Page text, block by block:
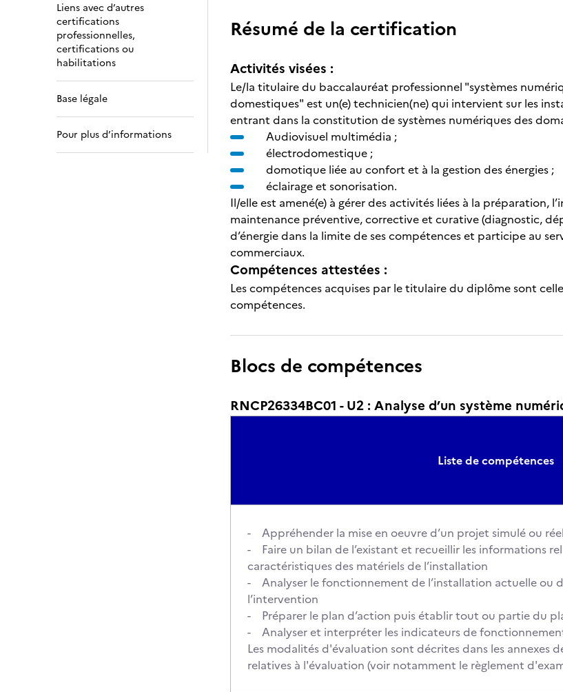
Liens avec d’autres
certifications
professionnelles,
certifications ou
habilitations
Base légale
Pour plus d’informations
Résumé de la certification
Activités visées :
Le/la titulaire du baccalauréat professionnel "systèmes
domestiques" est un(e) technicien(ne) qui intervient sur les
entrant dans la constitution de systèmes numériques des
Audiovisuel multimédia ;
électrodomestique ;
domotique liée au confort et à la gestion des énergies ;
éclairage et sonorisation.
Il/elle est amené(e) à gérer des activités liées à la préparation,
maintenance préventive, corrective et curative (diagnostic,
d’énergie dans la limite de ses compétences et participe au
commerciaux.
Compétences attestées :
Les compétences acquises par le titulaire du diplôme sont
compétences.
Blocs de compétences
RNCP26334BC01 - U2 : Analyse d’un système
Liste de compétences
- Appréhender la mise en oeuvre d’un projet simulé ou
- Faire un bilan de l’existant et recueillir les informations
caractéristiques des matériels de l’installation
- Analyser le fonctionnement de l’installation actuelle ou
l’intervention
- Préparer le plan d’action puis établir tout ou partie du
- Analyser et interpréter les indicateurs de
Les modalités d'évaluation sont décrites dans les annexes
relatives à l'évaluation (voir notamment le règlement